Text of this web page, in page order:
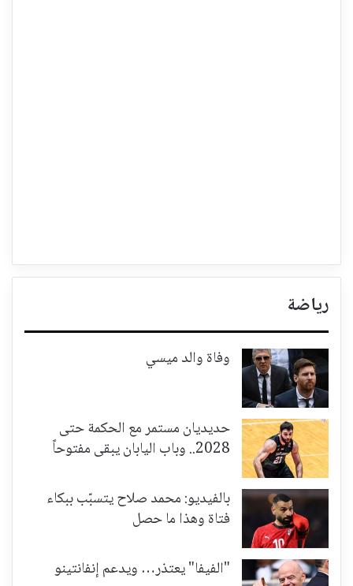
رياضة
وفاة والد ميسي
حديديان مستمر مع الحكمة حتى
2028.. وباب اليابان يبقى مفتوحاً
بالفيديو: محمد صلاح يتسبّب ببكاء
فتاة وهذا ما حصل
"الفيفا" يعتذر… ويدعم إنفانتينو